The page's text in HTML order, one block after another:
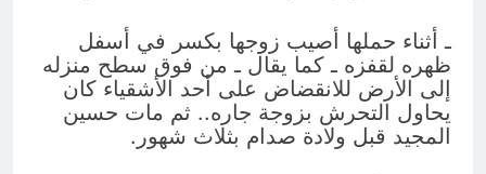
ـ أثناء حملها أصيب زوجها بكسر في أسفل
ظهره لقفزه ـ كما يقال ـ من فوق سطح منزله
إلى الأرض للانقضاض على أحد الأشقياء كان
يحاول التحرش بزوجة جاره.. ثم مات حسين
المجيد قبل ولادة صدام بثلاث شهور.